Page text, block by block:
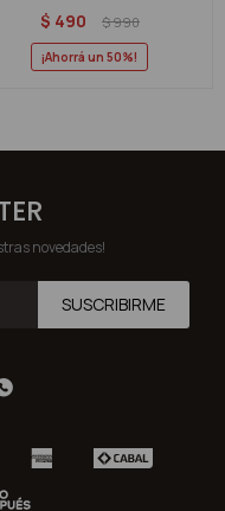
$ 490 $990
50
novedades!
SUSCRIBIRME